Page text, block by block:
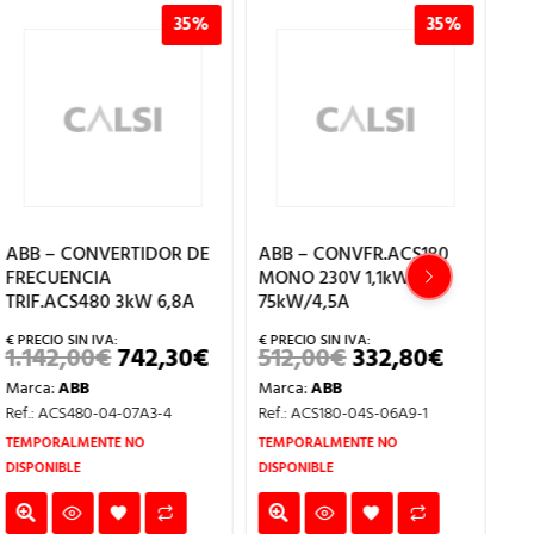
35%
ABB – CONVFR.ACS180
MONO 230V 1,1kW/7A-
75kW/4,5A
512,00€EL
PRECIO
ERA:
512,00€.
332,80€EL
PRECIO
ACTUAL
332,80€.
Marca:ABB
Ref.: ACS180-04S-06A9-1
TEMPORALMENTE NO
DISPONIBLE
35%
ABB – CONVERTIDOR DE
FRECUENCIA
TRIF.ACS480 11kW 23,8A
2.205,00€EL
PRECIO
ERA:
2.205,00€.
1.433,25€EL
PRECIO
ACTUAL
ES:
1.433,25€.
Marca:ABB
Ref.: ACS480-04-026A-4
TEMPORALMENTE NO
DISPONIBLE